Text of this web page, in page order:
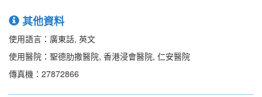
其他資料
使用語言：廣東話, 英文
使用醫院：聖德肋撒醫院, 香港浸會醫院, 仁安醫院
傳真機：27872866